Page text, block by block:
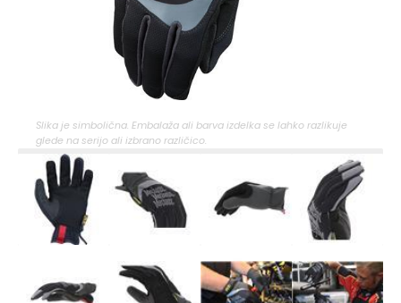
Slika je simbolična. Embalaža ali barva izdelka se lahko razlikuje
glede na serijo ali izbrano različico.